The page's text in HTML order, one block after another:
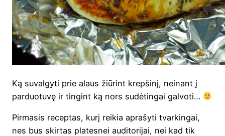
Ką suval­gy­ti prie alaus žiū­rint krep­ši­nį, nei­nant į
par­duo­tu­vę ir tin­gint ką nors sudė­tin­gai galvoti…
Pir­ma­sis recep­tas, kurį rei­kia apra­šy­ti tvar­kin­gai,
nes bus skir­tas pla­tes­nei audi­to­ri­jai, nei kad tik